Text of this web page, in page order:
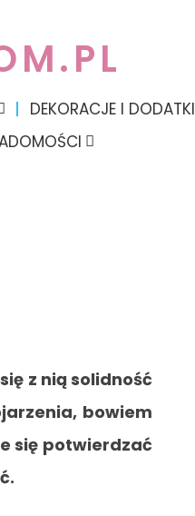
DEKORACJE I DODATKI
z nią solidność
bowiem
się potwierdzać